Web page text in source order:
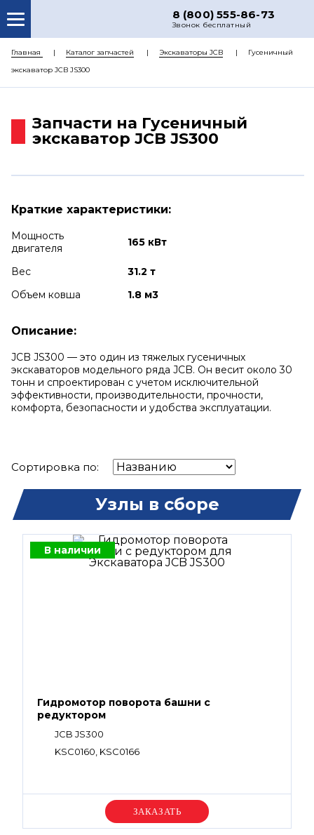
8 (800) 555-86-73
Звонок бесплатный
О НАС
ДОСТАВКА
Главная Каталог запчастей Экскаваторы JCB
Гусеничный
экскаватор JCB JS300
Запчасти на Гусеничный
экскаватор JCB JS300
Краткие характеристики:
Мощность
двигателя
165 кВт
Вес
31.2 т
Объем ковша
1.8 м3
Описание:
JCB JS300 — это один из тяжелых гусеничных
экскаваторов модельного ряда JCB. Он весит около 30
тонн и спроектирован с учетом исключительной
эффективности, производительности, прочности,
комфорта, безопасности и удобства эксплуатации.
Сортировка по:
Узлы в сборе
В наличии
Гидромотор поворота башни с
редуктором
JCB JS300
KSC0160, KSC0166
Уточняйте цену